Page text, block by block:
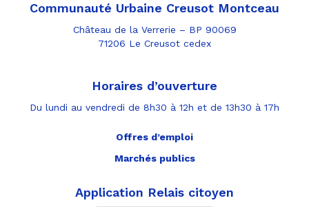
Communauté Urbaine Creusot Montceau
Château de la Verrerie – BP 90069
71206 Le Creusot cedex
Horaires d’ouverture
Du lundi au vendredi de 8h30 à 12h et de 13h30 à 17h
Offres d’emploi
Marchés publics
Application Relais citoyen